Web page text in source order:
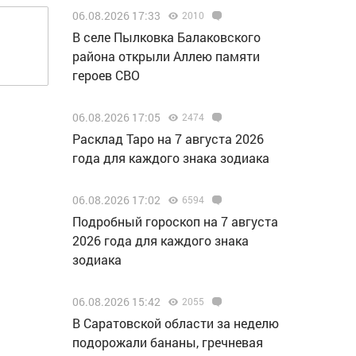
06.08.2026 17:33 2010
В селе Пылковка Балаковского
района открыли Аллею памяти
героев СВО
06.08.2026 17:05 2474
Расклад Таро на 7 августа 2026
года для каждого знака зодиака
06.08.2026 17:02 6594
Подробный гороскоп на 7 августа
2026 года для каждого знака
зодиака
06.08.2026 15:42 2055
В Саратовской области за неделю
подорожали бананы, гречневая